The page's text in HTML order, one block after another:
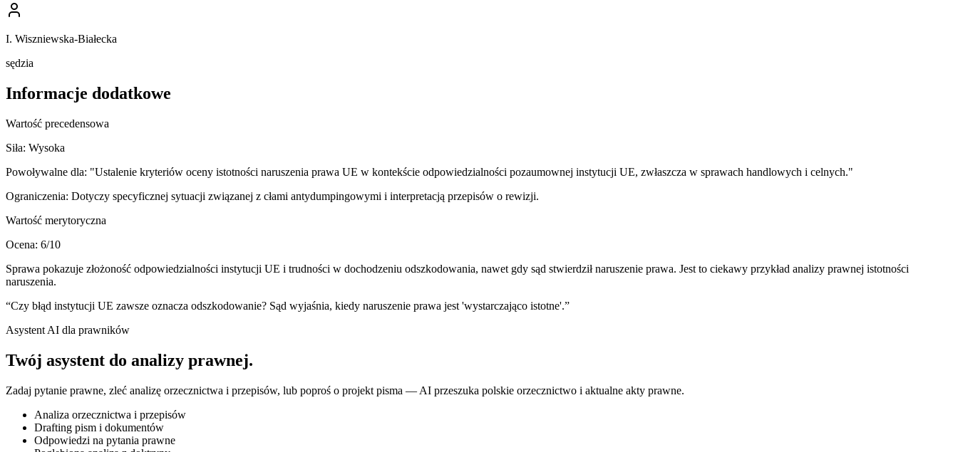
I. Wiszniewska-Białecka
sędzia
Informacje dodatkowe
Wartość precedensowa
Siła: Wysoka
Powoływalne dla: "Ustalenie kryteriów oceny istotności naruszenia prawa UE w kontekście odpowiedzialności pozaumownej instytucji UE, zwłaszcza w sprawach handlowych i celnych."
Ograniczenia: Dotyczy specyficznej sytuacji związanej z cłami antydumpingowymi i interpretacją przepisów o rewizji.
Wartość merytoryczna
Ocena: 6/10
Sprawa pokazuje złożoność odpowiedzialności instytucji UE i trudności w dochodzeniu odszkodowania, nawet gdy sąd stwierdził naruszenie prawa. Jest to ciekawy przykład analizy prawnej istotności
naruszenia.
“Czy błąd instytucji UE zawsze oznacza odszkodowanie? Sąd wyjaśnia, kiedy naruszenie prawa jest 'wystarczająco istotne'.”
Asystent AI dla prawników
Twój asystent do analizy prawnej.
Zadaj pytanie prawne, zleć analizę orzecznictwa i przepisów, lub poproś o projekt pisma — AI przeszuka polskie orzecznictwo i aktualne akty prawne.
Analiza orzecznictwa i przepisów
Drafting pism i dokumentów
Odpowiedzi na pytania prawne